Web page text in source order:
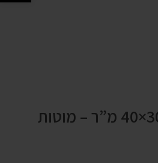
אוהל לאירועים 30×40 מ”ר – מוטות